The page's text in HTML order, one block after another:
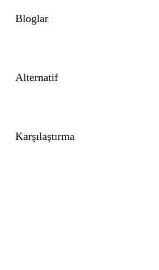
Bloglar
Alternatif
Karşılaştırma